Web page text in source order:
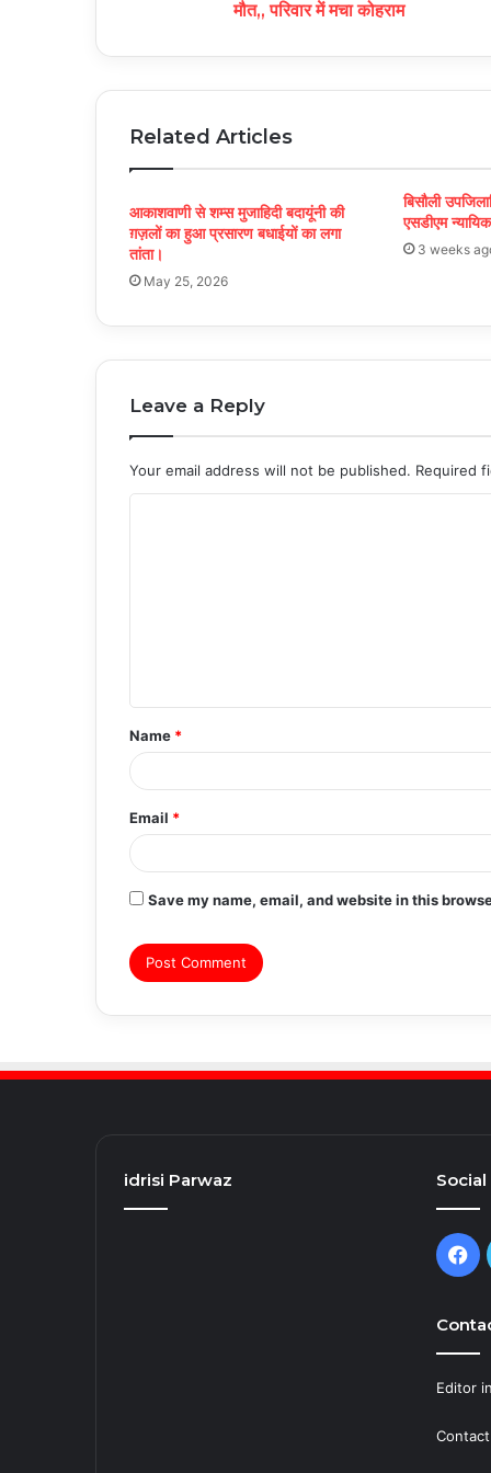
मौत,, परिवार में मचा कोहराम
Related Articles
आकाशवाणी से शम्स मुजाहिदी बदायूंनी की
ग़ज़लों का हुआ प्रसारण बधाईयों का लगा
तांता।
May 25, 2026
बिसौली
एसडीएम
3 weeks
Leave a Reply
Your email address will not be published. Required
t
*
Name *
Email *
Save my name, email, and website in this
idrisi Parwaz
Editor